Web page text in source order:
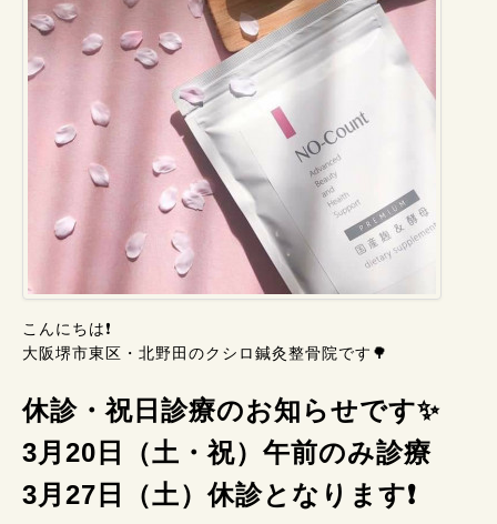
こんにちは❗
大阪堺市東区・北野田のクシロ鍼灸整骨院です🌳
休診・祝日診療のお知らせです✨
3月20日（土・祝）午前のみ診療
3月27日（土）休診となります❗